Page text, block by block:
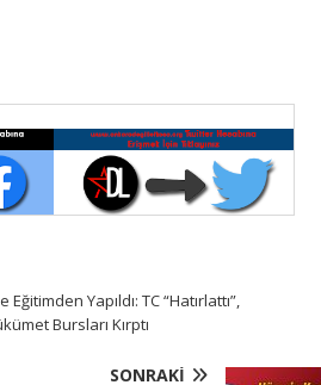
Eğitimden Yapıldı: TC “Hatırlattı”,
Bursları Kırptı
SONRAKI